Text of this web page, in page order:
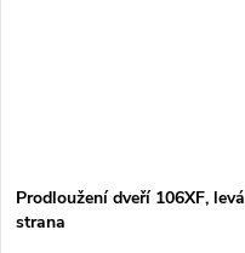
Prodloužení dveří 106XF, levá
strana